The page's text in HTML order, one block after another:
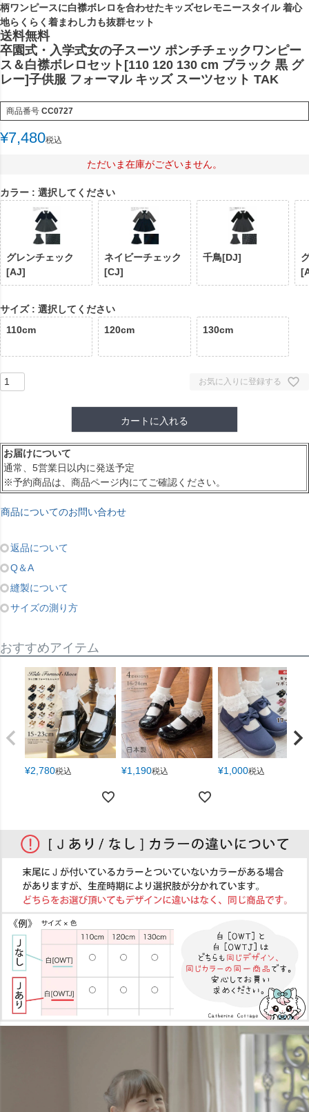
柄ワンピースに白襟ボレロを合わせたキッズセレモニースタイル 着心
地らくらく着まわし力も抜群セット
送料無料
卒園式・入学式女の子スーツ ポンチチェックワンピー
ス＆白襟ボレロセット[110 120 130 cm ブラック 黒 グ
レー]子供服 フォーマル キッズ スーツセット TAK
商品番号 CC0727
¥7,480税込
ただいま在庫がございません。
カラー 選択してください
グレンチェック
[AJ]
ネイビーチェック
[CJ]
千鳥[DJ]
サイズ
選択してください
110cm
120cm 130cm
お気に入りに登録する
カートに入れる
お届けについて
通常、5営業日以内に発送予定
※予約商品は、商品ページ内にてご確認ください。
商品についてのお問い合わせ
返品について
Q＆A
縫製について
サイズの測り方
おすすめアイテム
¥2,780税込 ¥1,190税込 ¥1,000税込